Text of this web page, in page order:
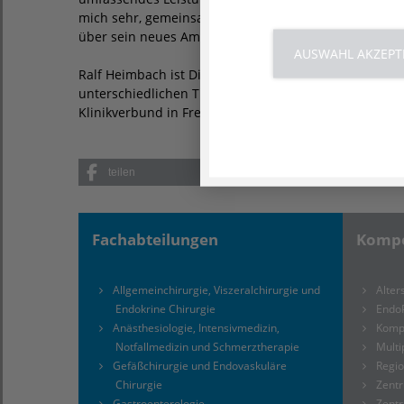
mich sehr, gemeinsam mit den Mitarbeitenden die
über sein neues Amt.
Ralf Heimbach ist Diplom-Kaufmann und ein
unterschiedlichen Trägern im Gesundheitswesen
Klinikverbund in Freudenstadt tätig.
teilen
Fachabteilungen
Allgemeinchirurgie, Viszeralchirurgie und
Endokrine Chirurgie
Anästhesiologie, Intensivmedizin,
Notfallmedizin und Schmerztherapie
Gefäßchirurgie und Endovaskuläre
Chirurgie
AUSWAHL